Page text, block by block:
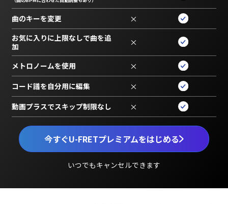
今すぐU-FRETプレミアムをはじめる
いつでもキャンセルできます
曲のキーを変更 ×
お気に入りに上限なしで曲を追
加
×
メトロノームを使用 ×
コード譜を自分用に編集 ×
動画プラスでスキップ制限なし ×